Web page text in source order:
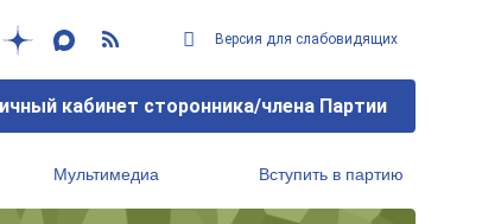
Версия для слабовидящих
кабинет сторонника/члена Партии
Мультимедиа Вступить в партию